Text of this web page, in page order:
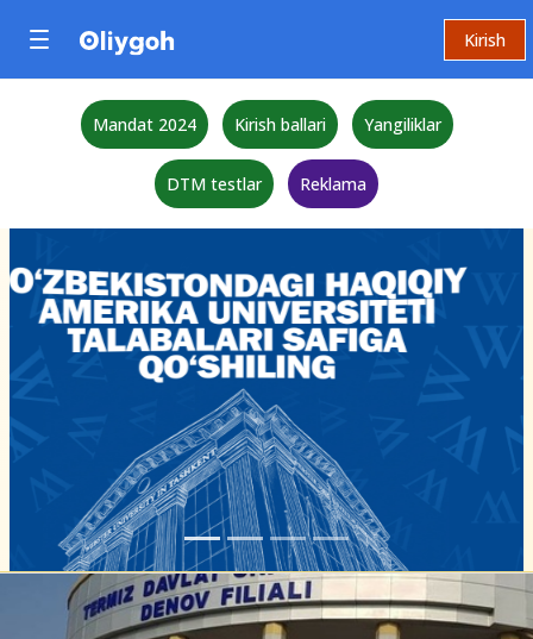
Kirish
Mandat 2024 Kirish ballari Yangiliklar
DTM testlar Reklama